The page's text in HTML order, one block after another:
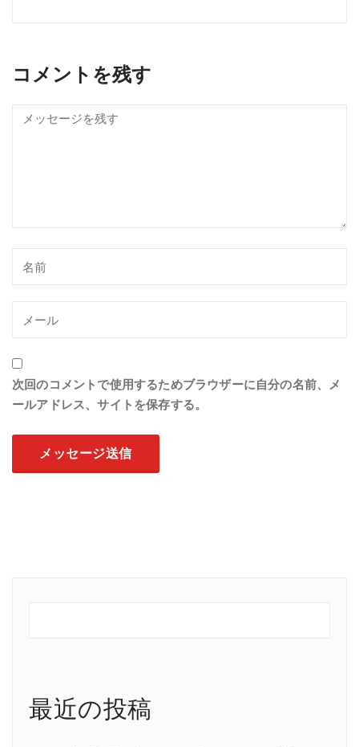
コメントを残す
次回のコメントで使用するためブラウザーに自分の名前、メ
ールアドレス、サイトを保存する。
最近の投稿